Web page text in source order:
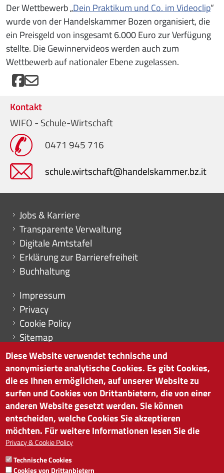
Der Wettbewerb „Dein Praktikum und Co. im Videoclip“
wurde von der Handelskammer Bozen organisiert, die
ein Preisgeld von insgesamt 6.000 Euro zur Verfügung
stellte. Die Gewinnervideos werden auch zum
Wettbewerb auf nationaler Ebene zugelassen.
Kontakt
WIFO - Schule-Wirtschaft
0471 945 716
schule.wirtschaft@handelskammer.bz.it
Mini menu di servizio
Jobs & Karriere
Transparente Verwaltung
Digitale Amtstafel
Erklärung zur Barrierefreiheit
Buchhaltung
Menu footer
Impressum
Privacy
Cookie Policy
Sitemap
Cookie-Einstellungen
HANDELSKAMMER BOZEN
Südtiroler Straße 60 | I-39100 Bozen
Tel. 0471 945 511 |info@handelskammer.bz.it
MwSt.-Nr.: 00376420212
INSTITUT FÜR WIRTSCHAFTSFÖRDERUNG
Diese Website verwendet technische und
anonymisierte analytische Cookies. Es gibt Cookies,
die es Ihnen ermöglichen, auf unserer Website zu
surfen und Cookies von Drittanbietern, die von einer
anderen Website gesetzt werden. Sie können
entscheiden, welche Cookies Sie akzeptieren
möchten. Für weitere Informationen lesen Sie die
Privacy & Cookie Policy
Technische Cookies
Cookies von Drittanbietern